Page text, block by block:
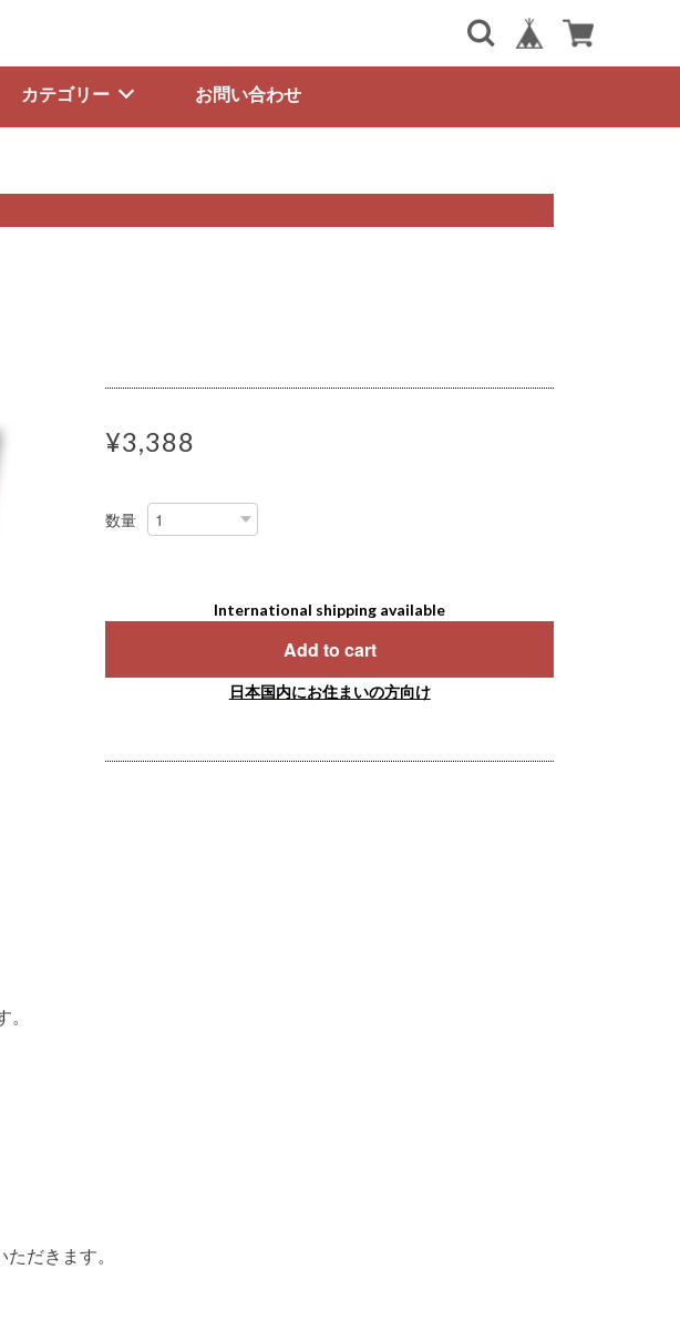
カテゴリー お問い合わせ
¥3,388
数量
International shipping available
Add to cart
日本国内にお住まいの方向け
だきます。